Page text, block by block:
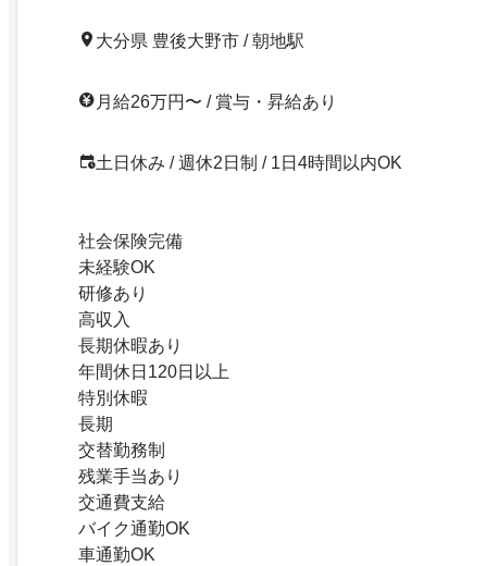
大分県 豊後大野市 / 朝地駅
月給26万円〜 / 賞与・昇給あり
土日休み / 週休2日制 / 1日4時間以内OK
社会保険完備
未経験OK
研修あり
高収入
長期休暇あり
年間休日120日以上
特別休暇
長期
交替勤務制
残業手当あり
交通費支給
バイク通勤OK
車通勤OK